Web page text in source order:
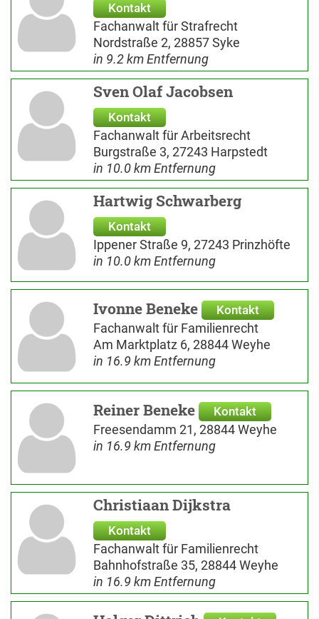
Kontakt
Fachanwalt für Strafrecht
Nordstraße 2, 28857 Syke
in 9.2 km Entfernung
Sven Olaf Jacobsen
Kontakt
Fachanwalt für Arbeitsrecht
Burgstraße 3, 27243 Harpstedt
in 10.0 km Entfernung
Hartwig Schwarberg
Kontakt
Ippener Straße 9, 27243 Prinzhöfte
in 10.0 km Entfernung
Ivonne Beneke Kontakt
Fachanwalt für Familienrecht
Am Marktplatz 6, 28844 Weyhe
in 16.9 km Entfernung
Reiner Beneke Kontakt
Freesendamm 21, 28844 Weyhe
in 16.9 km Entfernung
Christiaan Dijkstra
Kontakt
Fachanwalt für Familienrecht
Bahnhofstraße 35, 28844 Weyhe
in 16.9 km Entfernung